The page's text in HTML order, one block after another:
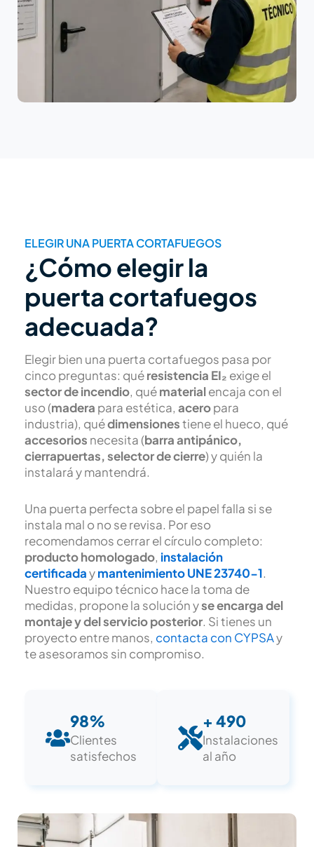
ELEGIR UNA PUERTA CORTAFUEGOS
¿Cómo elegir la
puerta cortafuegos
adecuada?
Elegir bien una puerta cortafuegos pasa por
cinco preguntas: quéresistencia EI₂ exige el
sector de incendio, quématerialencaja con el
uso (madera para estética, aceropara
industria), quédimensionestiene el hueco, qué
accesorios necesita (barra antipánico,
cierrapuertas, selector de cierre) y quién la
instalará y mantendrá.
Una puerta perfecta sobre el papel falla si se
instala mal o no se revisa. Por eso
recomendamos cerrar el círculo completo:
producto homologado, instalación
certificadaymantenimiento UNE 23740-1.
Nuestro equipo técnico hace la toma de
medidas, propone la solución yse encarga del
montaje y del servicio posterior. Si tienes un
proyecto entre manos, contacta con CYPSAy
te asesoramos sin compromiso.
98%
Clientes
satisfechos
+ 490
Instalaciones
al año